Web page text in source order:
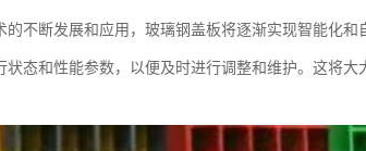
不断发展和应用，玻璃钢盖板将逐渐实现智能化和
态和性能参数，以便及时进行调整和维护。这将大